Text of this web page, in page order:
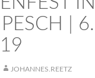
|
JOHANNES.REETZ